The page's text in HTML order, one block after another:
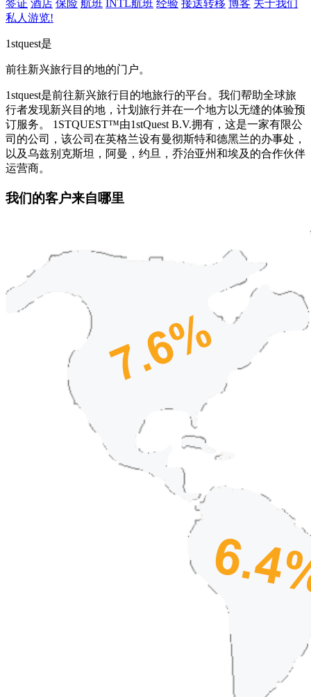
签证 酒店 保险 航班 INTL航班 经验 接送转移 博客 关于我们
私人游览!
1stquest是
前往新兴旅行目的地的门户。
1stquest是前往新兴旅行目的地旅行的平台。我们帮助全球旅
行者发现新兴目的地，计划旅行并在一个地方以无缝的体验预
订服务。 1STQUEST™由1stQuest B.V.拥有，这是一家有限公
司的公司，该公司在英格兰设有曼彻斯特和德黑兰的办事处，
以及乌兹别克斯坦，阿曼，约旦，乔治亚州和埃及的合作伙伴
运营商。
我们的客户来自哪里